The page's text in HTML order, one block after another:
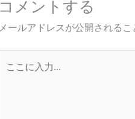
コメントする
メールアドレスが公開されるこ